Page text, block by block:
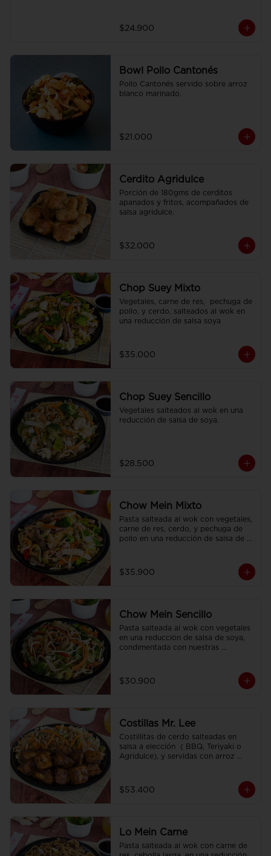
$24.900
Bowl Pollo Cantonés
Pollo Cantonés servido sobre arroz
blanco marinado.
$21.000
Cerdito Agridulce
Porción de 180gms de cerditos
apanados y fritos, acompañados de
salsa agridulce.
$32.000
Chop Suey Mixto
Vegetales, carne de res,  pechuga de
pollo, y cerdo, salteados al wok en
una reducción de salsa soya
$35.000
Chop Suey Sencillo
Vegetales salteados al wok en una
reducción de salsa de soya.
$28.500
Chow Mein Mixto
Pasta salteada al wok con vegetales,
carne de res, cerdo, y pechuga de
pollo en una reducción de salsa de
$35.900
Chow Mein Sencillo
Pasta salteada al wok con vegetales
en una reducción de salsa de soya,
condimentada con nuestras
$30.900
Costillas Mr. Lee
Costillitas de cerdo salteadas en
salsa a elección  ( BBQ, Teriyaki o
Agridulce), y servidas con arroz
$53.400
Lo Mein Carne
Pasta salteada al wok con carne de